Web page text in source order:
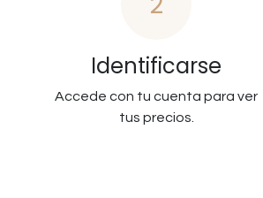
Identificarse
Accede con tu cuenta para ver
tus precios.